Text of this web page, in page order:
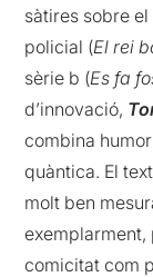
sàtires sobre
policial (El rei
sèrie b (Es fa
d’innovació,
combina
quàntica. El
molt ben
exemplarment,
comicitat com